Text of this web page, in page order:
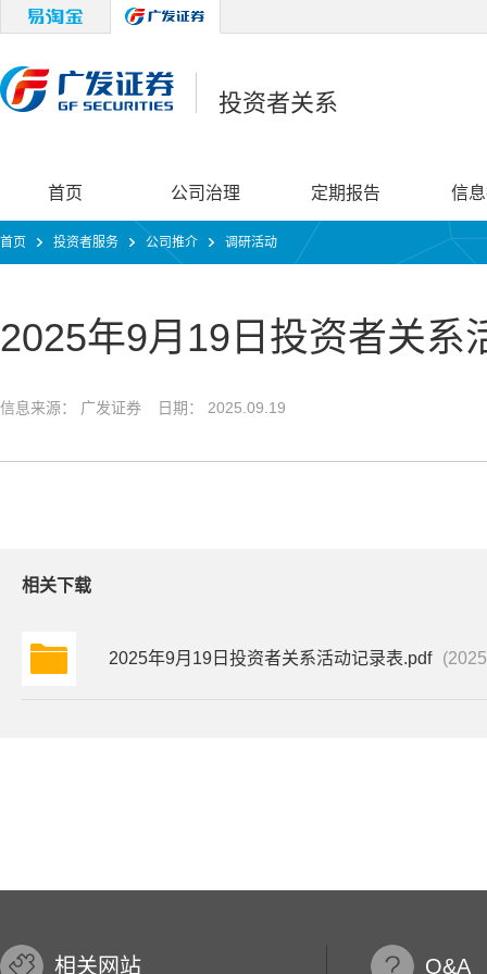
投资者关系
首页 公司治理 定期报告 信
首页 投资者服务 公司推介 调研活动
2025年9月19日投资者关系
信息来源： 广发证券 日期： 2025.09.19
相关下载
2025年9月19日投资者关系活动记录表.pdf
相关网站 Q&A